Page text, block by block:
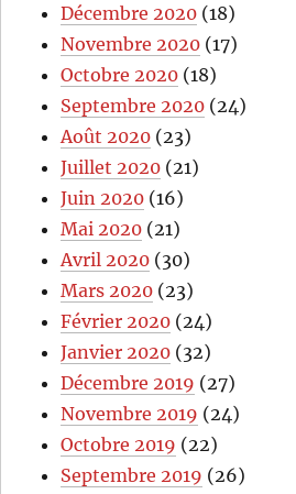
Décembre 2020 (18)
Novembre 2020 (17)
Octobre 2020 (18)
Septembre 2020 (24)
Août 2020 (23)
Juillet 2020 (21)
Juin 2020 (16)
Mai 2020 (21)
Avril 2020 (30)
Mars 2020 (23)
Février 2020 (24)
Janvier 2020 (32)
Décembre 2019 (27)
Novembre 2019 (24)
Octobre 2019 (22)
Septembre 2019 (26)